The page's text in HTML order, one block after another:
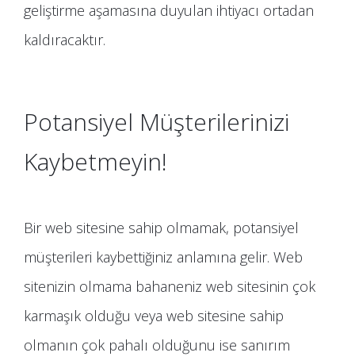
geliştirme aşamasına duyulan ihtiyacı ortadan
kaldıracaktır.
Potansiyel Müşterilerinizi
Kaybetmeyin!
Bir web sitesine sahip olmamak, potansiyel
müşterileri kaybettiğiniz anlamına gelir. Web
sitenizin olmama bahaneniz web sitesinin çok
karmaşık olduğu veya web sitesine sahip
olmanın çok pahalı olduğunu ise sanırım